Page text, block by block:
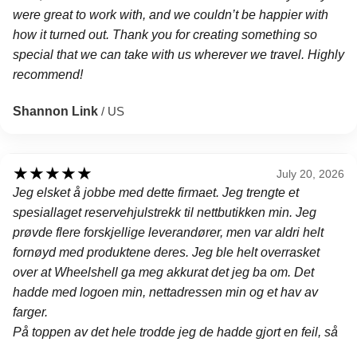
were great to work with, and we couldn’t be happier with
how it turned out. Thank you for creating something so
special that we can take with us wherever we travel. Highly
recommend!
Shannon Link / US
★★★★★ July 20, 2026
Jeg elsket å jobbe med dette firmaet. Jeg trengte et
spesiallaget reservehjulstrekk til nettbutikken min. Jeg
prøvde flere forskjellige leverandører, men var aldri helt
fornøyd med produktene deres. Jeg ble helt overrasket
over at Wheelshell ga meg akkurat det jeg ba om. Det
hadde med logoen min, nettadressen min og et hav av
farger.
På toppen av det hele trodde jeg de hadde gjort en feil, så